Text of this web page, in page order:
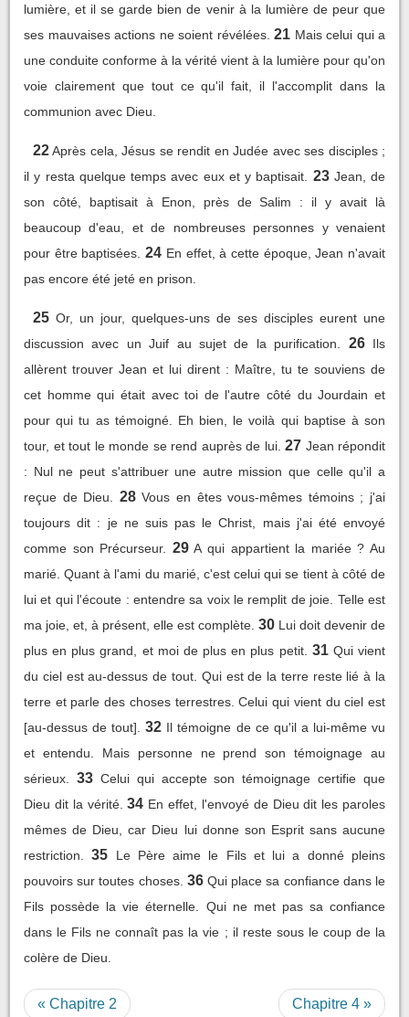
lumière, et il se garde bien de venir à la lumière de peur que
ses mauvaises actions ne soient révélées. 21 Mais celui qui a
une conduite conforme à la vérité vient à la lumière pour qu'on
voie clairement que tout ce qu'il fait, il l'accomplit dans la
communion avec Dieu.
22 Après cela, Jésus se rendit en Judée avec ses disciples ;
il y resta quelque temps avec eux et y baptisait.
23 Jean, de
son côté, baptisait à Enon, près de Salim : il y avait là
beaucoup d'eau, et de nombreuses personnes y venaient
pour être baptisées. 24 En effet, à cette époque, Jean n'avait
pas encore été jeté en prison.
25 Or, un jour, quelques-uns de ses disciples eurent une
discussion avec un Juif au sujet de la purification.
26 Ils
allèrent trouver Jean et lui dirent : Maître, tu te souviens de
cet homme qui était avec toi de l'autre côté du Jourdain et
pour qui tu as témoigné. Eh bien, le voilà qui baptise à son
tour, et tout le monde se rend auprès de lui. 27 Jean répondit
: Nul ne peut s'attribuer une autre mission que celle qu'il a
reçue de Dieu.
28 Vous en êtes vous-mêmes témoins ; j'ai
toujours dit : je ne suis pas le Christ, mais j'ai été envoyé
comme son Précurseur.
29 A qui appartient la mariée ? Au
marié. Quant à l'ami du marié, c'est celui qui se tient à côté de
lui et qui l'écoute : entendre sa voix le remplit de joie. Telle est
ma joie, et, à présent, elle est complète. 30 Lui doit devenir de
plus en plus grand, et moi de plus en plus petit. 31 Qui vient
du ciel est au-dessus de tout. Qui est de la terre reste lié à la
terre et parle des choses terrestres. Celui qui vient du ciel est
[au-dessus de tout].
32 Il témoigne de ce qu'il a lui-même vu
et entendu. Mais personne ne prend son témoignage au
sérieux.
33 Celui qui accepte son témoignage certifie que
Dieu dit la vérité. 34 En effet, l'envoyé de Dieu dit les paroles
mêmes de Dieu, car Dieu lui donne son Esprit sans aucune
restriction.
35
Le Père aime le Fils et lui a donné pleins
pouvoirs sur toutes choses. 36 Qui place sa confiance dans le
Fils possède la vie éternelle. Qui ne met pas sa confiance
dans le Fils ne connaît pas la vie ; il reste sous le coup de la
colère de Dieu.
« Chapitre 2 Chapitre 4 »